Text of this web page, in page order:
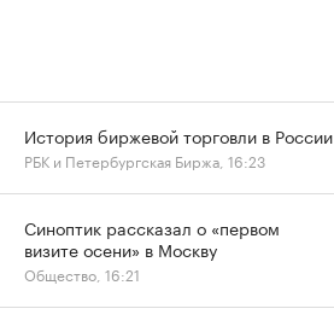
История биржевой торговли в России
РБК и Петербургская Биржа, 16:23
Синоптик рассказал о «первом
визите осени» в Москву
Общество, 16:21